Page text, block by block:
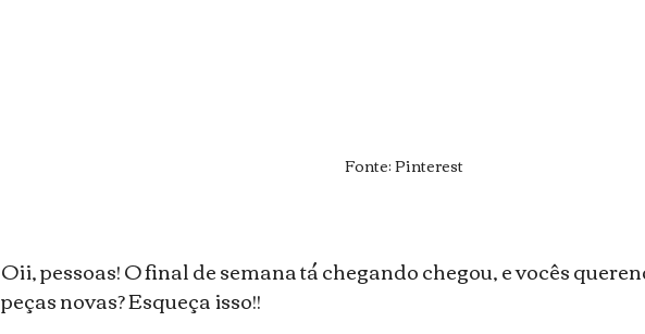
Fonte: Pinterest
Oii, pessoas! O final de semana tá chegando chegou, e vocês
peças novas? Esqueça isso!!